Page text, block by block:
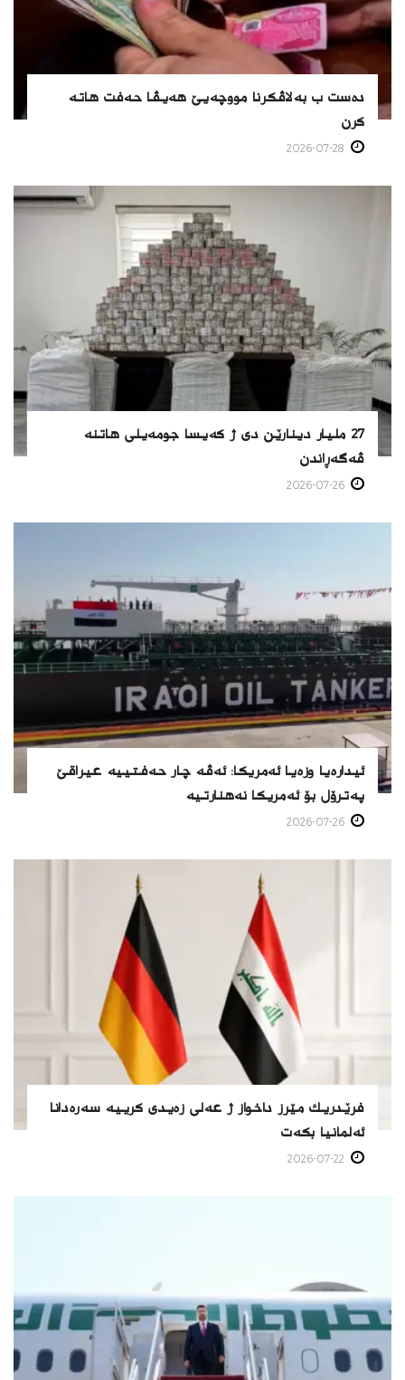
دەست ب بەلاڤكرنا مووچەیێ هەیڤا حەفت هاتە
كرن
27 ملیار دینارێن دی ژ كەیسا جومەیلی هاتنە
ڤەگەڕاندن
ئیدارەیا وزەیا ئەمریكا: ئەڤە چار حەفتییە عیراقێ
پەترۆل بۆ ئەمریكا نەهنارتیە
فرێدریك مێرز داخواز ژ عەلی زەیدی كرییە سەرەدانا
ئەلمانیا بكەت